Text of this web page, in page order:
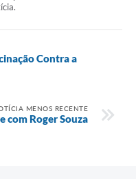
Contra a
MENOS RECENTE
com Roger Souza